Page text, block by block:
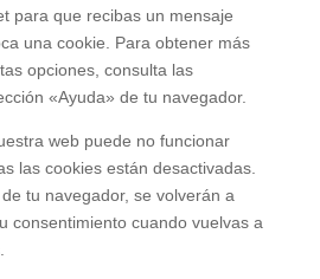
para que recibas un mensaje
una cookie. Para obtener más
opciones, consulta las
«Ayuda» de tu navegador.
web puede no funcionar
las cookies están desactivadas.
tu navegador, se volverán a
consentimiento cuando vuelvas a